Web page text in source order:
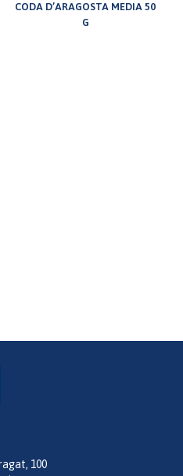
CODA D’ARAGOSTA MEDIA 50
G
100